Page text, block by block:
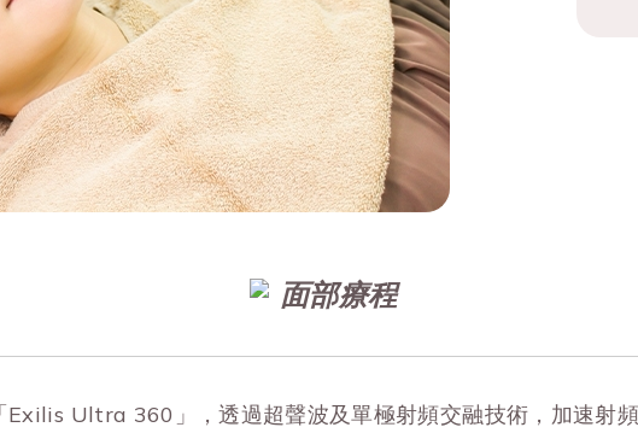
面部療程
Ultra 360」，透過超聲波及單極射頻交融技術，加速射